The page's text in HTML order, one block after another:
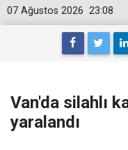
23:08
07 Ağustos 2026
Van'da silahlı
yaralandı